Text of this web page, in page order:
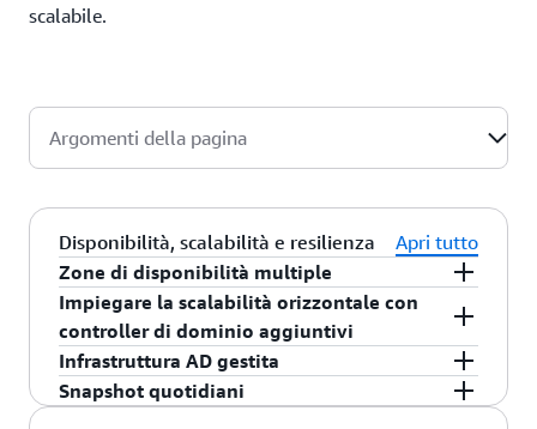
scalabile.
Argomenti della pagina
Disponibilità, scalabilità e resilienza
Apri tutto
Zone di disponibilità multiple
Poiché le directory sono un'infrastruttura mission
critical, AWS Managed Microsoft AD viene
implementato nell’infrastruttura AWS altamente
disponibile e su più zone di disponibilità. Per
Impiegare la scalabilità orizzontale con
controller di dominio aggiuntivi
Quando crei la tua directory per la prima volta,
AWS Managed Microsoft AD implementa due
Infrastruttura AD gestita
AWS Managed Microsoft AD
Snapshot quotidiani